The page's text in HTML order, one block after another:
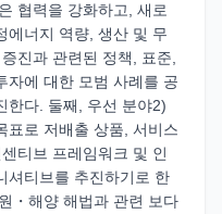
협력을 강화하고, 새로
에너지 역량, 생산 및 무
진과 관련된 정책, 표준,
자에 대한 모범 사례를 공
한다. 둘째, 우선 분야2)
표로 저배출 상품, 서비스
티브 프레임워크 및 인
셔티브를 추진하기로 한
・해양 해법과 관련 보다